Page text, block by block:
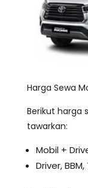
Harga Sewa
Berikut harga
tawarkan:
Mobil +
Driver,